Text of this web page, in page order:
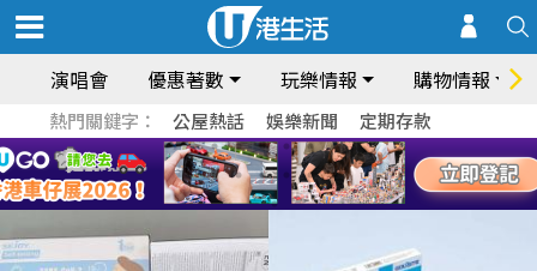
演唱會 優惠著數 玩樂情報 購物情報
熱門關鍵字： 公屋熱話 娛樂新聞 定期存款